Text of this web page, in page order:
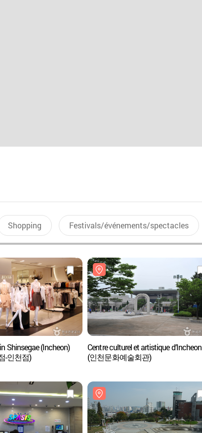
Shopping Festivals/événements/spectacles
Shinsegae (Incheon)
-인천점)
Centre culturel et artistique d’Incheon
(인천문화예술회관)